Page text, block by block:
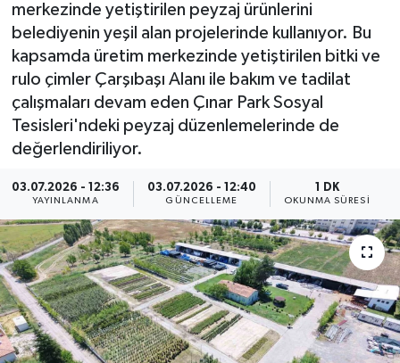
merkezinde yetiştirilen peyzaj ürünlerini
belediyenin yeşil alan projelerinde kullanıyor. Bu
kapsamda üretim merkezinde yetiştirilen bitki ve
rulo çimler Çarşıbaşı Alanı ile bakım ve tadilat
çalışmaları devam eden Çınar Park Sosyal
Tesisleri'ndeki peyzaj düzenlemelerinde de
değerlendiriliyor.
03.07.2026 - 12:36
YAYINLANMA
03.07.2026 - 12:40
GÜNCELLEME
1 DK
OKUNMA SÜRESI
Canlı Maç
ÇEVRE
Dış Haberler
EĞİTİM
EKONOMİ
English News
Finans